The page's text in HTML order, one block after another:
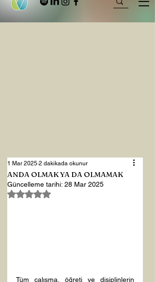
ANDA OLMAK YA DA OLMAMAK
1 Mar 2025 2 dakikada okunur
Güncelleme tarihi: 28 Mar 2025
5 üzerinden NaN yıldız
Tüm çalışma, öğreti ve disiplinlerin